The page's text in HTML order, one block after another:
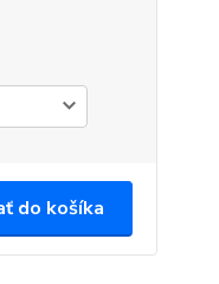
do košíka